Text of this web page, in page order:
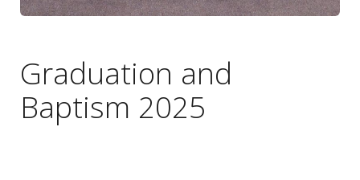
Graduation and
Baptism 2025